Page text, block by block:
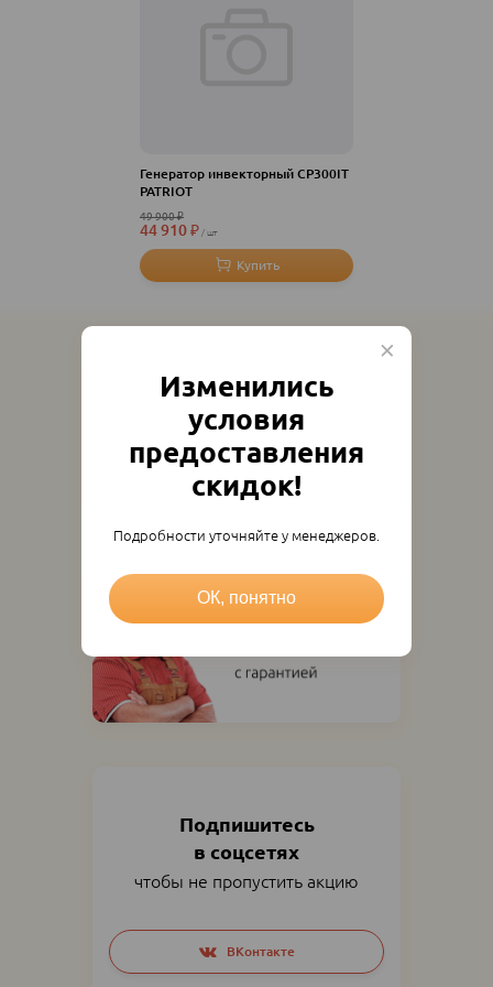
Подпишитесь
в соцсетях
чтобы не пропустить акцию
Social
networks
links
ВКонтакте
Генератор инвекторный CP300IT
PATRIOT
49 900₽
44 910₽ шт
Изменились
условия
предоставления
скидок!
Подробности уточняйте у менеджеров.
ОК, понятно